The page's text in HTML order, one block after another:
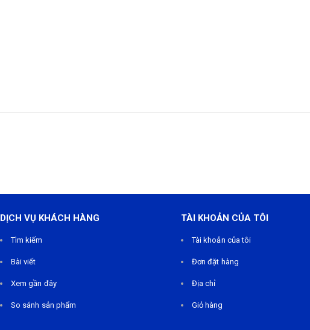
DỊCH VỤ KHÁCH HÀNG
Tìm kiếm
Bài viết
Xem gần đây
So sánh sản phẩm
TÀI KHOẢN CỦA TÔI
Tài khoản của tôi
Đơn đặt hàng
Địa chỉ
Giỏ hàng